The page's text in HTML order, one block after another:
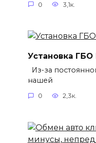
0 3,1к.
Установка ГБО
Из-за
нашей
0 2,3к.